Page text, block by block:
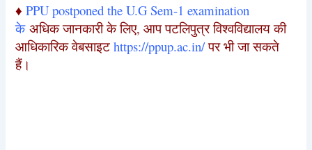
♦PPU postponed the U.G Sem-1 examination
के अधिक जानकारी के लिए, आप पटलिपुत्र विश्वविद्यालय की
आधिकारिक वेबसाइटhttps://ppup.ac.in/पर भी जा सकते
हैं।